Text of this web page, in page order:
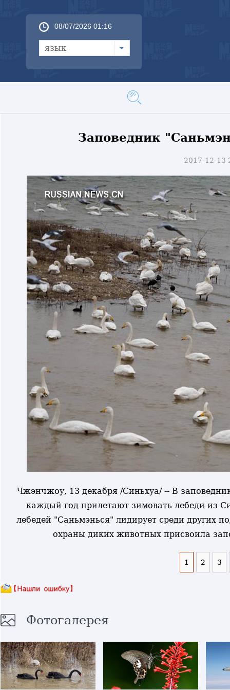
08/07/2026 01:16
язык
Заповедник
2017-12-13
Чжэнчжоу, 13 декабря /Синьхуа/ -- В
каждый год прилетают зимовать лебеди из
лебедей "Саньмэнься" лидирует среди других
охраны диких животных присвоила
1 2 3
Фотогалерея